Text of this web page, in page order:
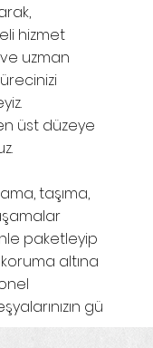
hizmet
uzman
üst düzeye
taşıma,
paketleyip
altına
gü